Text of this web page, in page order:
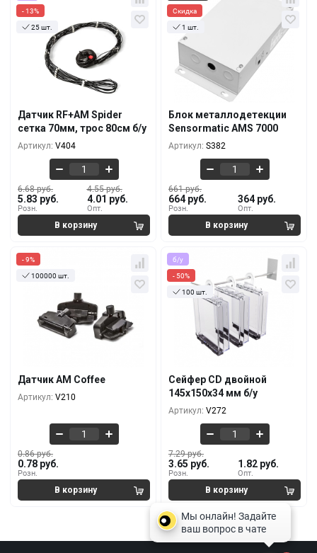
- 13%
25 шт.
Датчик RF+AM Spider
сетка 70мм, трос 80см б/у
Артикул: V404
Розн.
6.68 руб.
5.83 руб.
Опт.
4.55 руб.
4.01 руб.
Кол-во За 1 шт.
5.83 руб.
1000+
5.46 руб.
4.86 руб.
Скидка
1 шт.
Блок металлодетекции
Sensormatic AMS 7000
Артикул: S382
Розн.
661 руб.
664 руб.
Опт.
364 руб.
Кол-во За 1 шт.
5+
482 руб.
- 9%
100000 шт.
Датчик AM Coffee
Артикул: V210
Розн.
0.86 руб.
0.78 руб.
Кол-во За 1 шт.
0.86 руб.
5000+
10000+
б/у
- 50%
100 шт.
Сейфер CD двойной
145х150х34 мм б/у
Артикул: V272
Розн.
7.29 руб.
3.65 руб.
Опт.
1.82 руб.
Кол-во За 1 шт.
7.29 руб.
100+
3.28 руб.